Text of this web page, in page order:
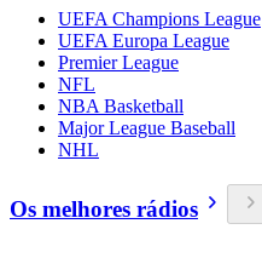
UEFA Champions League
UEFA Europa League
Premier League
NFL
NBA Basketball
Major League Baseball
NHL
Os melhores rádios